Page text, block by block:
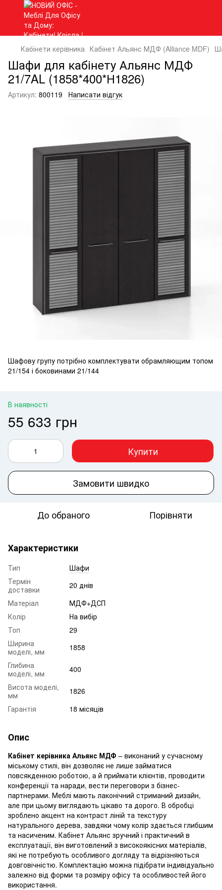
Кабінети керівника Кабінет Альянс МДФ (Alliance MDF)
Шафи для кабінету Альянс МДФ
21/7AL (1858*400*Н1826)
Артикул: 800119 Написати відгук
Шафову групу потрібно комплектувати обрамляющим топом
21/154 і боковинами 21/144
В наявності
55 633 грн
Купити
Замовити швидко
До обраного Порівняти
Характеристики
Тип
Шафи
Термін
доставки
20 днів
Матеріал
МДФ+ДСП
Колір
На вибір
Топ
29
Ширина
моделі, мм
1858
Глибина
моделі, мм
400
Висота моделі,
мм
1826
Гарантія
18 місяців
Опис
Кабінет керівника Альянс МДФ – виконаний у сучасному
міському стилі, він дозволяє не лише займатися
повсякденною роботою, а й приймати клієнтів, проводити
конференції та наради, вести переговори з бізнес-
партнерами. Меблі мають лаконічний стриманий дизайн,
але при цьому виглядають цікаво та дорого. В обробці
зроблено акцент на контраст ліній та текстуру
натурального дерева, завдяки чому колір здається глибшим
та насиченим. Кабінет Альянс зручний і практичний в
експлуатації, він виготовлений з високоякісних матеріалів,
які не потребують особливого догляду та відрізняються
довговічністю. Комплектацію можна підібрати індивідуально
залежно від форми та розміру офісу та особливостей його
використання.